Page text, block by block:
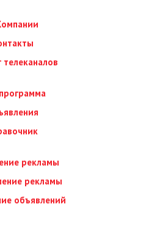
телеканалов
рекламы
рекламы
объявлений